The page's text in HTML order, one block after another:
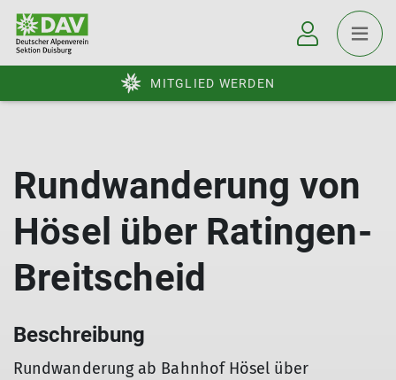
MITGLIED WERDEN
Rundwanderung von
Hösel über Ratingen-
Breitscheid
Beschreibung
Rundwanderung ab Bahnhof Hösel über